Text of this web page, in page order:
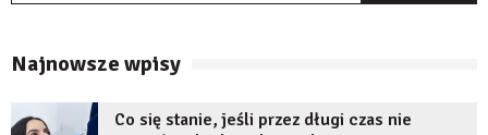
Najnowsze wpisy
Co się stanie, jeśli przez długi czas nie